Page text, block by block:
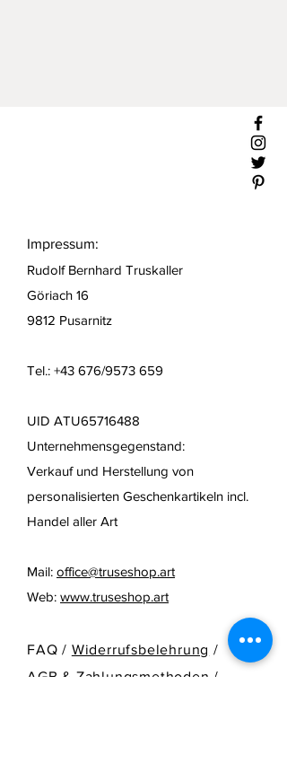
Impressum:
Rudolf Bernhard Truskaller
Göriach 16
9812 Pusarnitz
Tel.: +43 676/9573 659
UID ATU65716488
Unternehmensgegenstand:
Verkauf und Herstellung von
personalisierten Geschenkartikeln incl.
Handel aller Art
Mail: office@truseshop.art
Web: www.truseshop.art
FAQ / Widerrufsbelehrung /
AGB & Zahlungsmethoden /